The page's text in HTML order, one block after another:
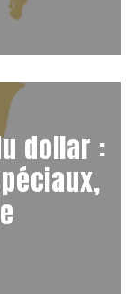
dollar :